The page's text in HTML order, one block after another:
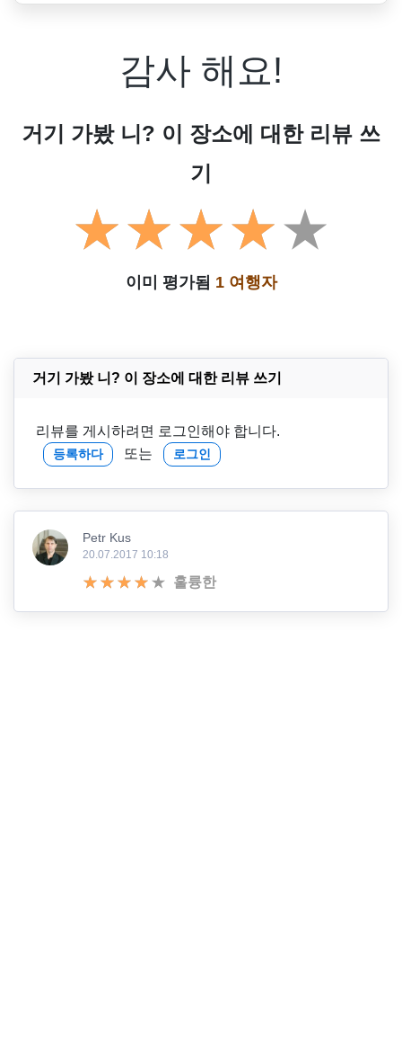
감사 해요!
거기 가봤 니? 이 장소에 대한 리뷰 쓰
기
이미 평가됨 1 여행자
거기 가봤 니? 이 장소에 대한 리뷰 쓰기
리뷰를 게시하려면 로그인해야 합니다.
등록하다 또는 로그인
Petr Kus
20.07.2017 10:18
훌륭한